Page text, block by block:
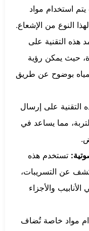
يتم استخدام مواد
النوع من الإشعاع.
هذه التقنية على
حيث يمكن رؤية
بوضوح عن طريق
التقنية على إرسال
مما يساعد في
تستخدم هذه
عن التسريبات،
والأجزاء
مواد خاصة تُضاف